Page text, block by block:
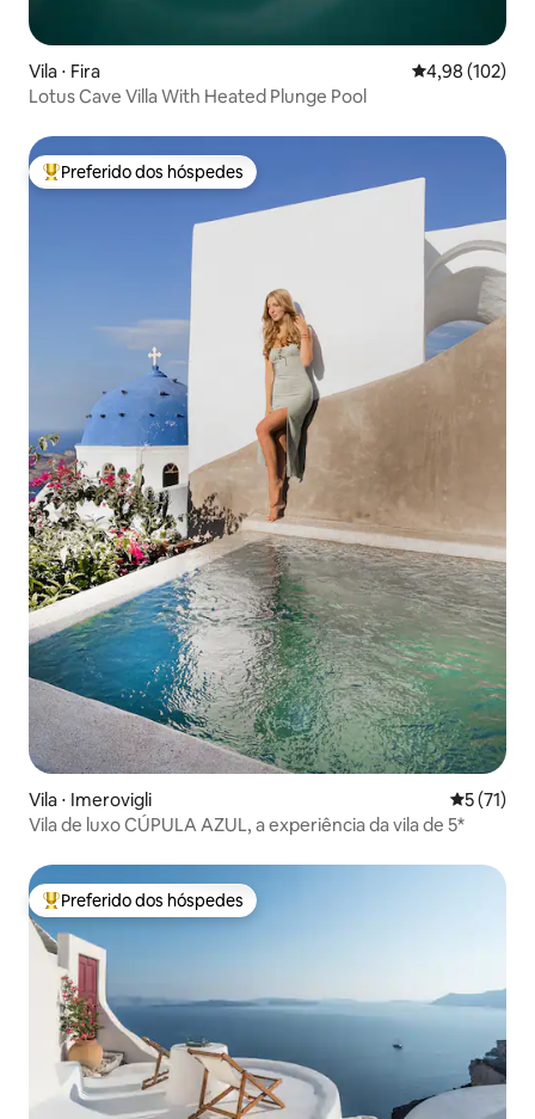
Vila ⋅ Fira 4,98 de uma
4,98 (102)
Lotus Cave Villa With Heated Plunge Pool
Entre os melhores preferidos dos hóspedes
Preferido dos hóspedes
Vila ⋅ Imerovigli 5 de uma
5 (71)
Vila de luxo CÚPULA AZUL, a experiência da vila de 5*
Entre os melhores preferidos dos hóspedes
Preferido dos hóspedes